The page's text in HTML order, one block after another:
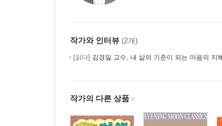
작가와 인터뷰 (2개)
[읽다] 김경일 교수, 내 삶의 기준이 되는 마음의 지
작가의 다른 상품